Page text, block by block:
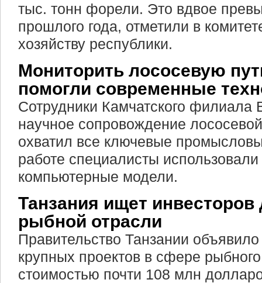
тыс. тонн форели. Это вдвое
прошлого года, отметили в
хозяйству республики.
Мониторить лососевую
помогли современные
Сотрудники Камчатского
научное сопровождение
охватил все ключевые
работе специалисты
компьютерные модели.
Танзания ищет инвесторов
рыбной отрасли
Правительство Танзании
крупных проектов в сфере
стоимостью почти 108 млн